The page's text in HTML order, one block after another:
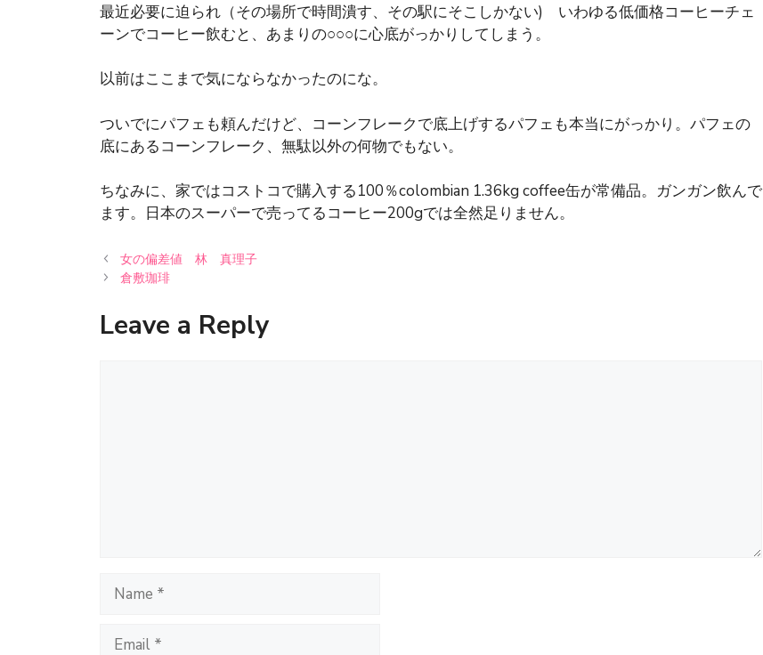
最近必要に迫られ（その場所で時間潰す、その駅にそこしかない) いわゆる低価格コーヒーチェ
ーンでコーヒー飲むと、あまりの○○○に心底がっかりしてしまう。
以前はここまで気にならなかったのにな。
ついでにパフェも頼んだけど、コーンフレークで底上げするパフェも本当にがっかり。パフェの
底にあるコーンフレーク、無駄以外の何物でもない。
ちなみに、家ではコストコで購入する100％colombian 1.36kg coffee缶が常備品。ガンガン飲んで
ます。日本のスーパーで売ってるコーヒー200gでは全然足りません。
女の偏差値 林 真理子
倉敷珈琲
Leave a Reply
Name
Email